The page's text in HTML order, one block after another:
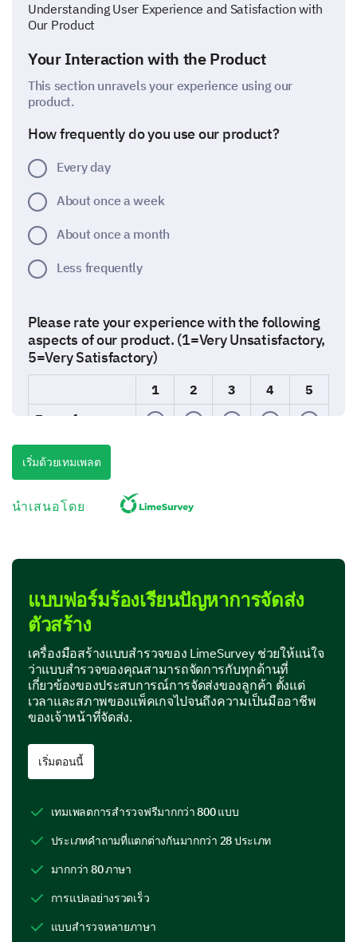
Understanding User Experience and Satisfaction with
Our Product
Your Interaction with the Product
This section unravels your experience using our
product.
How frequently do you use our product?
Every day
About once a week
About once a month
Less frequently
Please rate your experience with the following
aspects of our product. (1=Very Unsatisfactory,
5=Very Satisfactory)
1 2 3 4
5
Ease of use
Performance
Value for money
In this section, we are interested in your perspective
on specific features of our product.
Which features of our product do you find most
useful? (Select all that apply)
Feature A
Feature C
product, what would it be and why?
เริ่มด้วยเทมเพลต
นำเสนอโดย
แบบฟอร์มร้องเรียนปัญหาการจัดส่ง
ตัวสร้าง
เครื่องมือสร้างแบบสำรวจของ LimeSurvey ช่วยให้แน่ใจ
ว่าแบบสำรวจของคุณสามารถจัดการกับทุกด้านที่
เกี่ยวข้องของประสบการณ์การจัดส่งของลูกค้า ตั้งแต่
เวลาและสภาพของแพ็คเกจไปจนถึงความเป็นมืออาชีพ
ของเจ้าหน้าที่จัดส่ง.
เริ่มตอนนี้
เทมเพลตการสำรวจฟรีมากกว่า 800 แบบ
ประเภทคำถามที่แตกต่างกันมากกว่า 28 ประเภท
มากกว่า 80 ภาษา
การแปลอย่างรวดเร็ว
แบบสำรวจหลายภาษา